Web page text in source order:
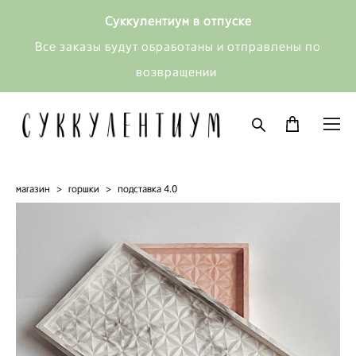
Суккулентиум в отпуске
Все заказы будут обработаны и отправлены по
возвращении
магазин > горшки > подставка 4.0